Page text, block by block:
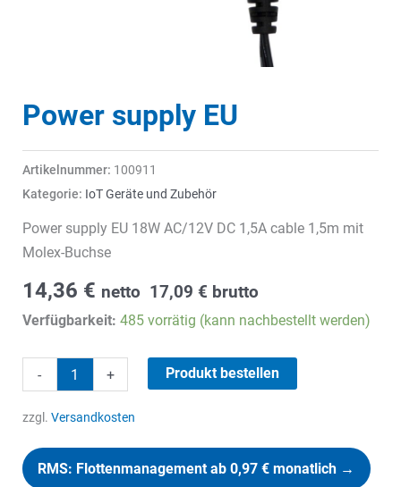
Power supply EU
Artikelnummer: 100911
Kategorie: IoT Geräte und Zubehör
Power supply EU 18W AC/12V DC 1,5A cable 1,5m mit
Molex-Buchse
14,36 € netto 17,09 € brutto
Verfügbarkeit: 485 vorrätig (kann nachbestellt werden)
-
supply
EU
+ Produkt bestellen
zzgl. Versandkosten
RMS: Flottenmanagement ab 0,97 € monatlich →